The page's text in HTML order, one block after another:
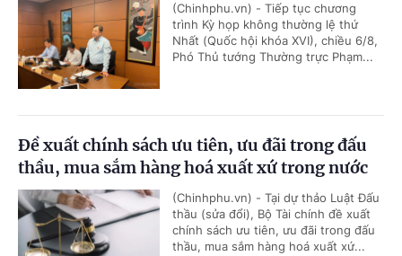
(Chinhphu.vn) - Tiếp tục chương
trình Kỳ họp không thường lệ thứ
Nhất (Quốc hội khóa XVI), chiều 6/8,
Phó Thủ tướng Thường trực Phạm...
Đề xuất chính sách ưu tiên, ưu đãi trong đấu
thầu, mua sắm hàng hoá xuất xứ trong nước
(Chinhphu.vn) - Tại dự thảo Luật Đấu
thầu (sửa đổi), Bộ Tài chính đề xuất
chính sách ưu tiên, ưu đãi trong đấu
thầu, mua sắm hàng hoá xuất xứ...